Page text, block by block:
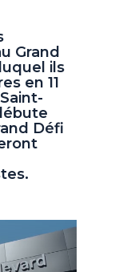
Grand
ils
en 11
Défi